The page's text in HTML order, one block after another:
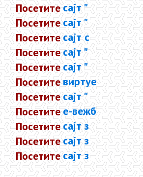
Посетитесајт"Це
Посетитесајт"СТ
Посетитесајт са
Посетитесајт"Оп
Посетитесајт"Пи
Посетитевиртуелн
Посетитесајт"Пр
Посетитее-вежбао
Посетитесајт за
Посетитесајт за
Посетитесајт за